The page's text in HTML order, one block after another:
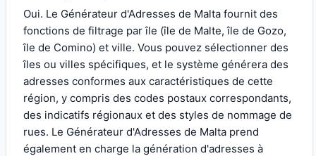
Oui. Le Générateur d'Adresses de Malta fournit des
fonctions de filtrage par île (île de Malte, île de Gozo,
île de Comino) et ville. Vous pouvez sélectionner des
îles ou villes spécifiques, et le système générera des
adresses conformes aux caractéristiques de cette
région, y compris des codes postaux correspondants,
des indicatifs régionaux et des styles de nommage de
rues. Le Générateur d'Adresses de Malta prend
également en charge la génération d'adresses à